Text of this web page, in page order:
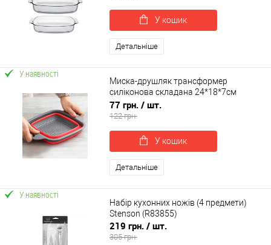
У кошик
Детальніше
У наявності
Миска-друшляк трансформер
силіконова складана 24*18*7см
Stenson (MH-3825S)
77 грн. / шт.
122 грн.
У кошик
Детальніше
У наявності
Набір кухонних ножів (4 предмети)
Stenson (R83855)
219 грн. / шт.
305 грн.